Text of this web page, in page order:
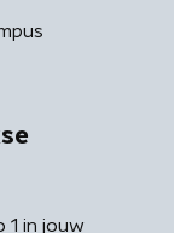
1 in jouw